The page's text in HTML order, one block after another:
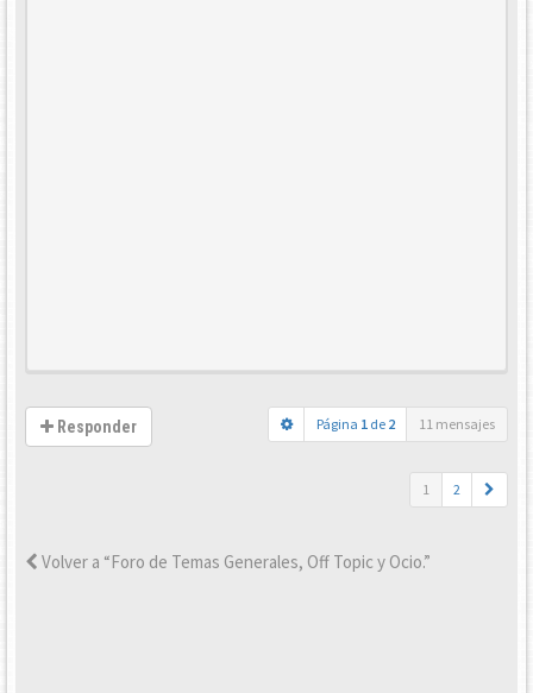
Responder Página 1 de 2 11 mensajes
1 2
Volver a “Foro de Temas Generales, Off Topic y Ocio.”